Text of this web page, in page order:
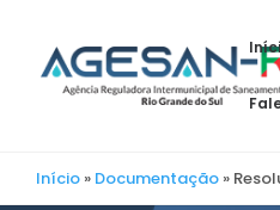
Início » Documentação »